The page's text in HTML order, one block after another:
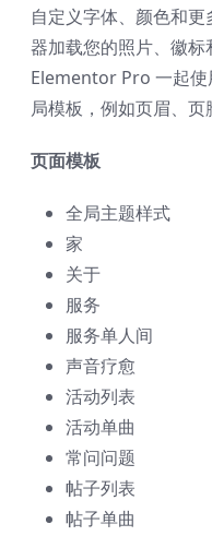
自定义字体、颜色和
器加载您的照片、徽
Elementor Pro 一起使
局模板，例如页眉、页
页面模板
全局主题样式
家
关于
服务
服务单人间
声音疗愈
活动列表
活动单曲
常问问题
帖子列表
帖子单曲